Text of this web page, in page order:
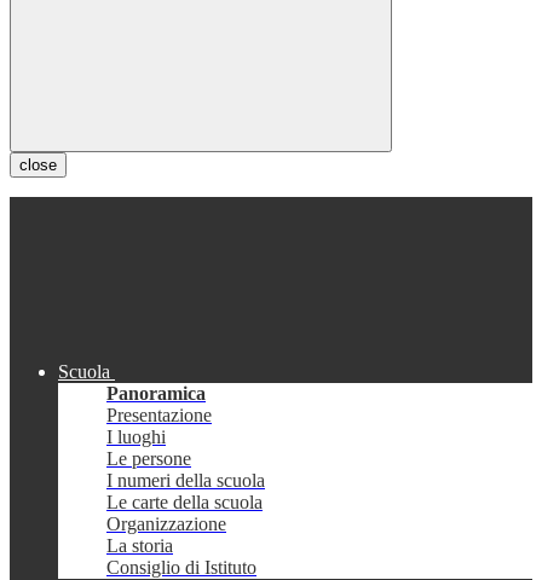
close
Scuola
Panoramica
Presentazione
I luoghi
Le persone
I numeri della scuola
Le carte della scuola
Organizzazione
La storia
Consiglio di Istituto